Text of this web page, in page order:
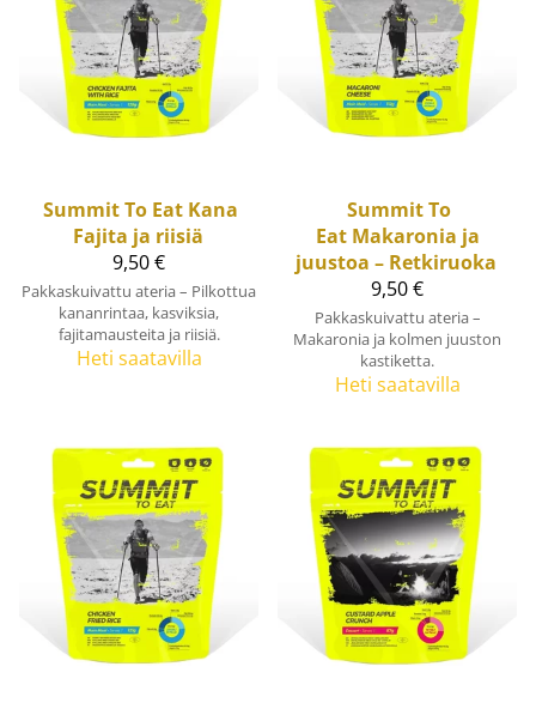
Summit To Eat Kana
Fajita ja riisiä
9,50 €
Pakkaskuivattu ateria – Pilkottua
kananrintaa, kasviksia,
fajitamausteita ja riisiä.
Heti saatavilla
Summit To
Eat Makaronia ja
juustoa – Retkiruoka
9,50 €
Pakkaskuivattu ateria –
Makaronia ja kolmen juuston
kastiketta.
Heti saatavilla